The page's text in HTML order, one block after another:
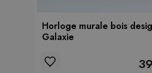
Horloge murale bois
Galaxie